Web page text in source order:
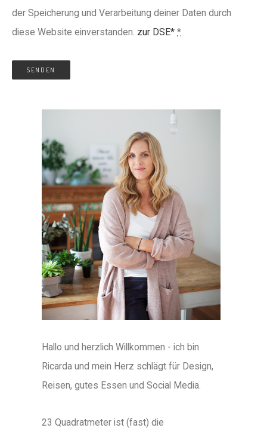
der Speicherung und Verarbeitung deiner Daten durch
diese Website einverstanden. zur DSE* *
Hallo und herzlich Willkommen - ich bin
Ricarda und mein Herz schlägt für Design,
Reisen, gutes Essen und Social Media.
23 Quadratmeter ist (fast) die